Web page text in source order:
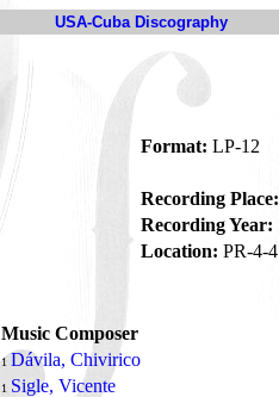
USA-Cuba Discography
Format: LP-12
Recording Place:
Recording Year:
Location: PR-4-4
Music Composer
1 Dávila, Chivirico
1 Sigle, Vicente